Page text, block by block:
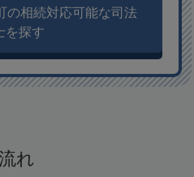
の相続対応可能な司法
を探す
れ